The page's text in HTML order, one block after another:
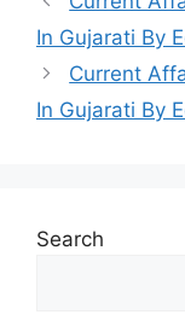
In Gujarati By
Current
In Gujarati By
Search